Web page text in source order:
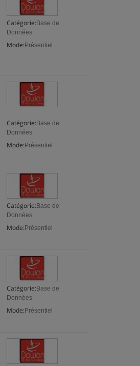
Catégorie: Base de
Données
Mode: Présentiel
Catégorie: Base de
Données
Mode: Présentiel
Catégorie: Base de
Données
Mode: Présentiel
Catégorie: Base de
Données
Mode: Présentiel